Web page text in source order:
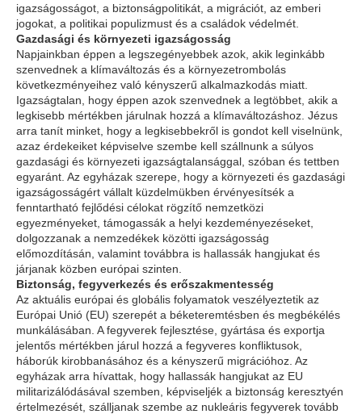
igazságosságot, a biztonságpolitikát, a migrációt, az emberi
jogokat, a politikai populizmust és a családok védelmét.
Gazdasági és környezeti igazságosság
Napjainkban éppen a legszegényebbek azok, akik leginkább
szenvednek a klímaváltozás és a környezetrombolás
következményeihez való kényszerű alkalmazkodás miatt.
Igazságtalan, hogy éppen azok szenvednek a legtöbbet, akik a
legkisebb mértékben járulnak hozzá a klímaváltozáshoz. Jézus
arra tanít minket, hogy a legkisebbekről is gondot kell viselnünk,
azaz érdekeiket képviselve szembe kell szállnunk a súlyos
gazdasági és környezeti igazságtalansággal, szóban és tettben
egyaránt. Az egyházak szerepe, hogy a környezeti és gazdasági
igazságosságért vállalt küzdelmükben érvényesítsék a
fenntartható fejlődési célokat rögzítő nemzetközi
egyezményeket, támogassák a helyi kezdeményezéseket,
dolgozzanak a nemzedékek közötti igazságosság
előmozdításán, valamint továbbra is hallassák hangjukat és
járjanak közben európai szinten.
Biztonság, fegyverkezés és erőszakmentesség
Az aktuális európai és globális folyamatok veszélyeztetik az
Európai Unió (EU) szerepét a béketeremtésben és megbékélés
munkálásában. A fegyverek fejlesztése, gyártása és exportja
jelentős mértékben járul hozzá a fegyveres konfliktusok,
háborúk kirobbanásához és a kényszerű migrációhoz. Az
egyházak arra hívattak, hogy hallassák hangjukat az EU
militarizálódásával szemben, képviseljék a biztonság keresztyén
értelmezését, szálljanak szembe az nukleáris fegyverek tovább